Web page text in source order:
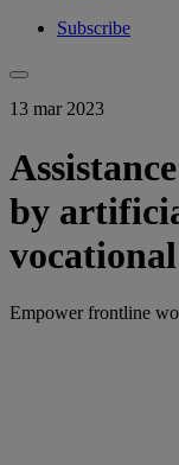
Subscribe
13 mar 2023
by
Empower frontline